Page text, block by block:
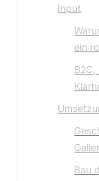
Input
ein
B2C,
Bau